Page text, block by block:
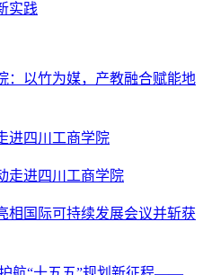
实践
：以竹为媒，产教融合赋能地
进四川工商学院
走进四川工商学院
相国际可持续发展会议并斩获